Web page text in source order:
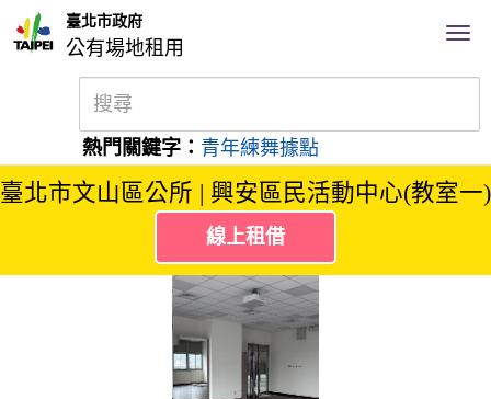
臺北市政府
公有場地租用
熱門關鍵字： 青年練舞據點
臺北市文山區公所 | 興安區民活動中心(教室一)
線上租借